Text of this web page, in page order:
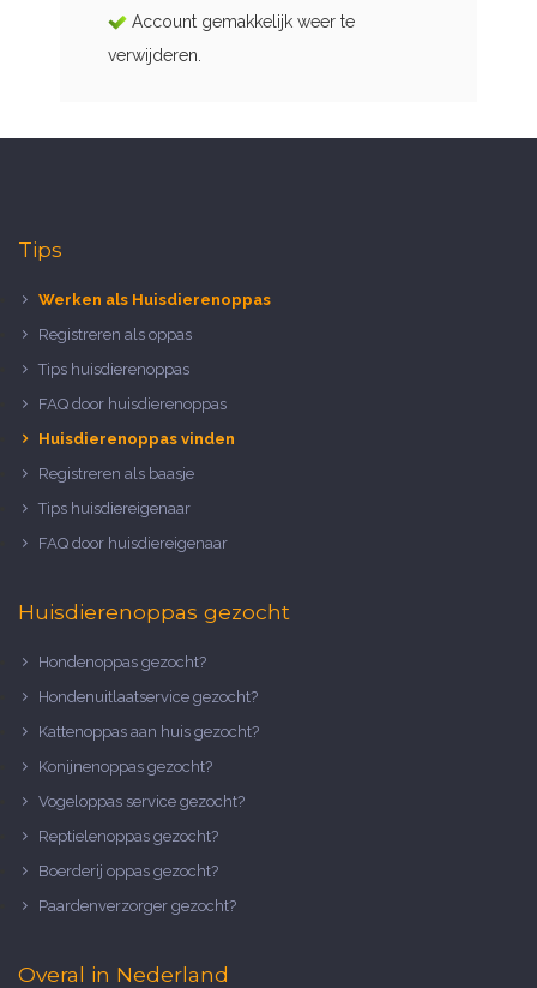
Account gemakkelijk weer te
verwijderen.
Tips
Werken als Huisdierenoppas
Registreren als oppas
Tips huisdierenoppas
FAQ door huisdierenoppas
Huisdierenoppas vinden
Registreren als baasje
Tips huisdiereigenaar
FAQ door huisdiereigenaar
Huisdierenoppas gezocht
Hondenoppas gezocht?
Hondenuitlaatservice gezocht?
Kattenoppas aan huis gezocht?
Konijnenoppas gezocht?
Vogeloppas service gezocht?
Reptielenoppas gezocht?
Boerderij oppas gezocht?
Paardenverzorger gezocht?
Overal in Nederland